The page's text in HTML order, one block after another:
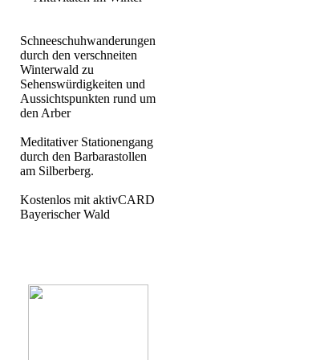
Schneeschuhwanderungen
durch den verschneiten
Winterwald zu
Sehenswürdigkeiten und
Aussichtspunkten rund um
den Arber
Meditativer Stationengang
durch den Barbarastollen
am Silberberg.
Kostenlos mit aktivCARD
Bayerischer Wald